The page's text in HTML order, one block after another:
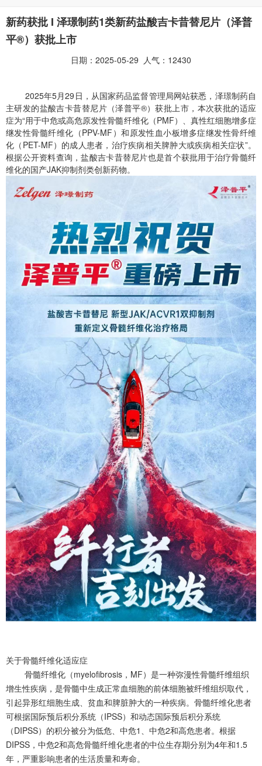
新药获批 I 泽璟制药1类新药盐酸吉卡昔替尼片（泽普
平®）获批上市
日期：2025-05-29 人气：12430
2025年5月29日，从国家药品监督管理局网站获悉，泽璟制药自
主研发的盐酸吉卡昔替尼片（泽普平®）获批上市，本次获批的适应
症为“用于中危或高危原发性骨髓纤维化（PMF）、真性红细胞增多症
继发性骨髓纤维化（PPV-MF）和原发性血小板增多症继发性骨纤维
化（PET-MF）的成人患者，治疗疾病相关脾肿大或疾病相关症状”。
根据公开资料查询，盐酸吉卡昔替尼片也是首个获批用于治疗骨髓纤
维化的国产JAK抑制剂类创新药物。
关于骨髓纤维化适应症
骨髓纤维化（myelofibrosis，MF）是一种弥漫性骨髓纤维组织
增生性疾病，是骨髓中生成正常血细胞的前体细胞被纤维组织取代，
引起异形红细胞生成、贫血和脾脏肿大的一种疾病。骨髓纤维化患者
可根据国际预后积分系统（IPSS）和动态国际预后积分系统
（DIPSS）的积分被分为低危、中危1、中危2和高危患者。根据
DIPSS，中危2和高危骨髓纤维化患者的中位生存期分别为4年和1.5
年，严重影响患者的生活质量和寿命。